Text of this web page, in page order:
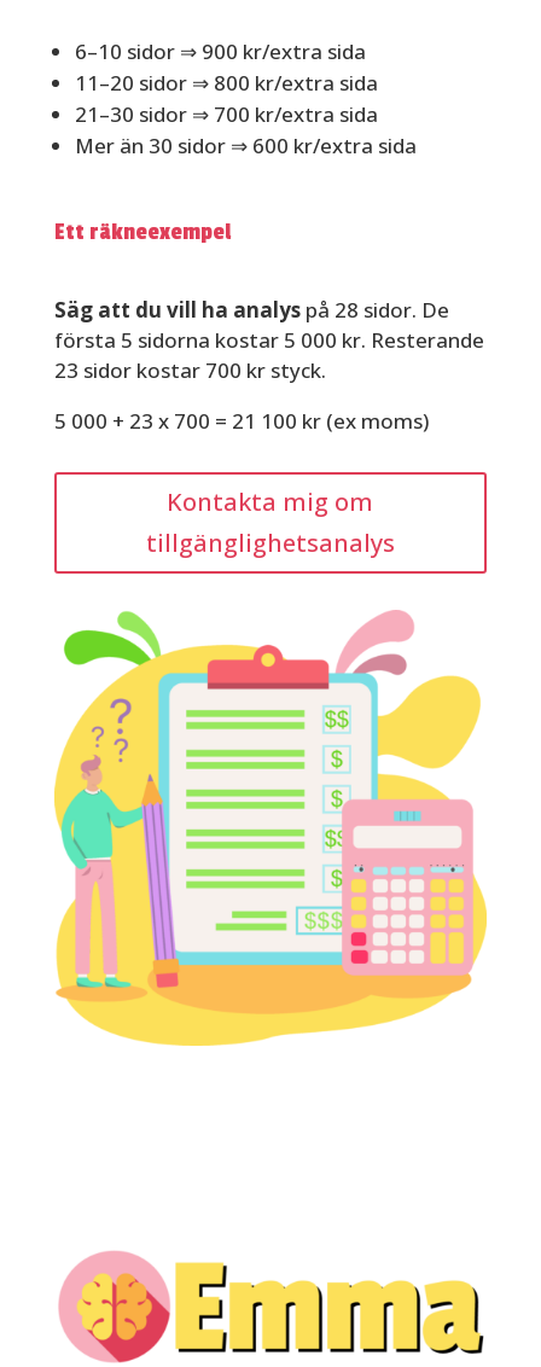
6–10 sidor ⇒ 900 kr/extra sida
11–20 sidor ⇒ 800 kr/extra sida
21–30 sidor ⇒ 700 kr/extra sida
Mer än 30 sidor ⇒ 600 kr/extra sida
Ett räkneexempel
Säg att du vill ha analyspå 28 sidor. De
första 5 sidorna kostar 5 000 kr. Resterande
23 sidor kostar 700 kr styck.
5 000 + 23 x 700 = 21 100 kr (ex moms)
Kontakta mig om
tillgänglighetsanalys